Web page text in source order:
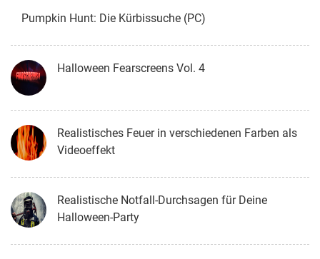
Pumpkin Hunt: Die Kürbissuche (PC)
Halloween Fearscreens Vol. 4
Realistisches Feuer in verschiedenen Farben als
Videoeffekt
Realistische Notfall-Durchsagen für Deine
Halloween-Party